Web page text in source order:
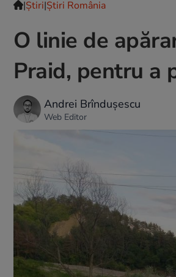
|Ştiri|Știri România
O linie de
Praid, pentru a
Andrei Brîndușescu
Web Editor